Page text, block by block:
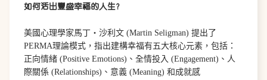
如何活出豐盛幸福的人生?
美國心理學家馬丁‧沙利文 (Martin Seligman) 提出了
PERMA理論模式，指出建構幸福有五大核心元素，包括：
正向情緒 (Positive Emotions)、全情投入 (Engagement)、人
際關係 (Relationships)、意義 (Meaning) 和成就感